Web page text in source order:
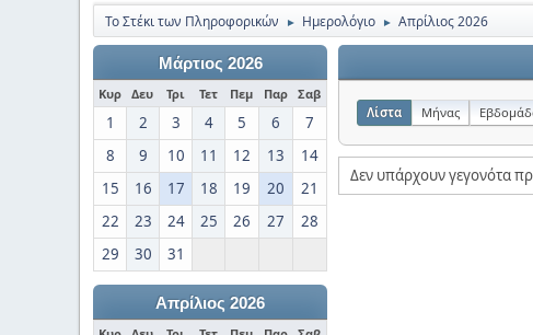
Το Στέκι των Πληροφορικών ► Ημερολόγιο ► Απρίλιος 2026
Μάρτιος 2026
Κυρ Δευ Τρι Τετ Πεμ Παρ Σαβ
1 2 3 4 5 6
7
8
9 10 11 12 13
14
15
16 17 18 19 20
21
22
23 24 25 26 27
28
29
30 31
Απρίλιος 2026
Λίστα Μήνας
Δεν υπάρχουν γεγονότα